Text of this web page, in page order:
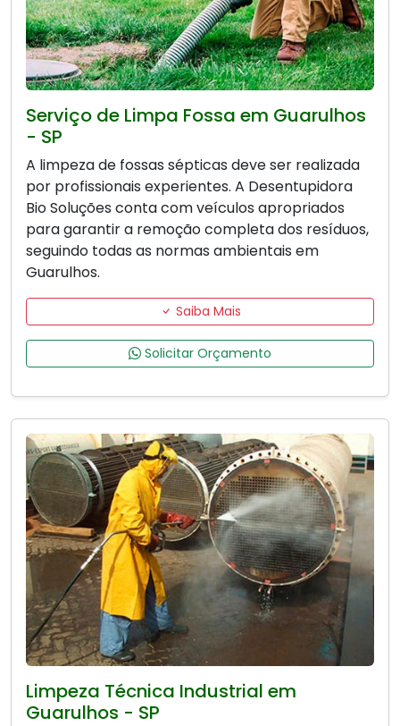
Serviço de Limpa Fossa em Guarulhos
- SP
A limpeza de fossas sépticas deve ser realizada
por profissionais experientes. A Desentupidora
Bio Soluções conta com veículos apropriados
para garantir a remoção completa dos resíduos,
seguindo todas as normas ambientais em
Guarulhos.
Saiba Mais
Solicitar Orçamento
Limpeza Técnica Industrial em
Guarulhos - SP